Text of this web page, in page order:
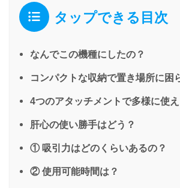
タップできる目次
なんでこの機種にしたの？
コンパクトな収納で置き場所に困
4つのアタッチメントで多様に使
肝心の使い勝手はどう？
① 吸引力はどのくらいあるの？
② 使用可能時間は？